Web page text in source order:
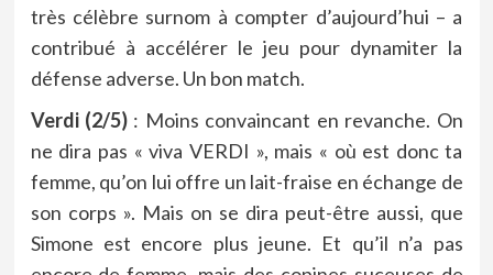
très célèbre surnom à compter d’aujourd’hui – a
contribué à accélérer le jeu pour dynamiter la
défense adverse. Un bon match.
Verdi (2/5) : Moins convaincant en revanche. On
ne dira pas « viva VERDI », mais « où est donc ta
femme, qu’on lui offre un lait-fraise en échange de
son corps ». Mais on se dira peut-être aussi, que
Simone est encore plus jeune. Et qu’il n’a pas